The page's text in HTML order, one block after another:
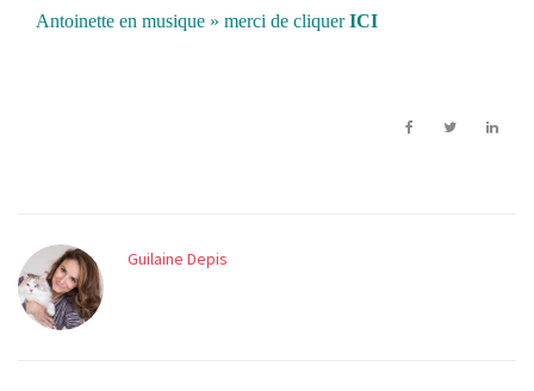
Antoinette en musique » merci de cliquerICI
Guilaine Depis